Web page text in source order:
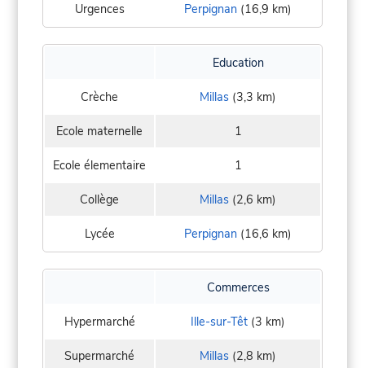
Urgences Perpignan (16,9 km)
Education
Crèche Millas (3,3 km)
Ecole maternelle 1
Ecole élementaire 1
Collège Millas (2,6 km)
Lycée Perpignan (16,6 km)
Commerces
Hypermarché Ille-sur-Têt (3 km)
Supermarché Millas (2,8 km)